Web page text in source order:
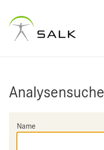
Analysensuche
Name